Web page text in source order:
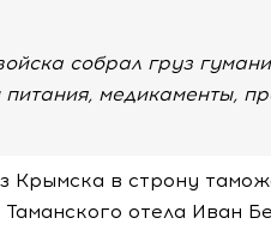
собрал груз
медикаменты,
Крымска в строну
отела Иван